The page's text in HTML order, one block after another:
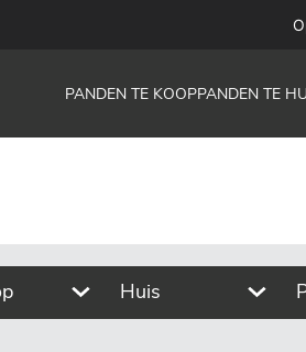
PANDEN TE KOOPPANDEN TE
Huis
deelgemeentes)